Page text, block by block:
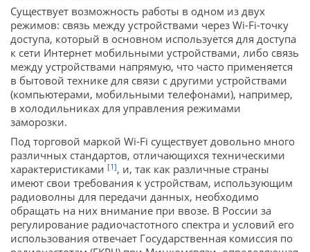
Существует возможность работы в одном из двух
режимов: связь между устройствами через Wi-Fi-точку
доступа, который в основном используется для доступа
к сети Интернет мобильными устройствами, либо связь
между устройствами напрямую, что часто применяется
в бытовой технике для связи с другими устройствами
(компьютерами, мобильными телефонами), например,
в холодильниках для управления режимами
заморозки.
Под торговой маркой Wi-Fi существует довольно много
различных стандартов, отличающихся техническими
характеристиками [1], и, так как различные страны
имеют свои требования к устройствам, использующим
радиоволны для передачи данных, необходимо
обращать на них внимание при ввозе. В России за
регулирование радиочастотного спектра и условий его
использования отвечает Государственная комиссия по